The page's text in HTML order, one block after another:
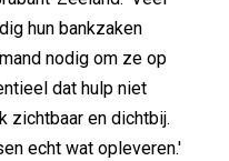
hun bankzaken
nodig om ze op
dat hulp niet
zichtbaar en dichtbij.
echt wat opleveren.'